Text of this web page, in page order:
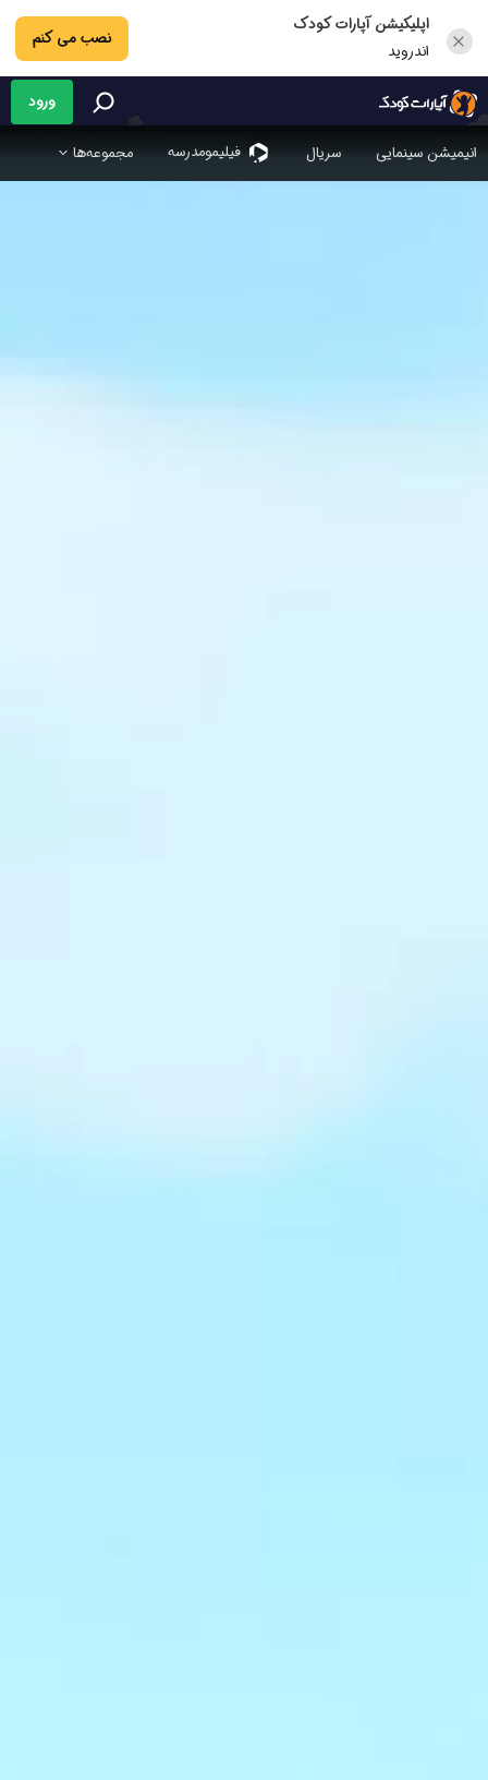
اپلیکیشن آپارات کودک
اندروید
نصب می کنم
انیمیشن سینمایی سریال فیلیمو‌مدرسه مجموعه‌ها
ورود